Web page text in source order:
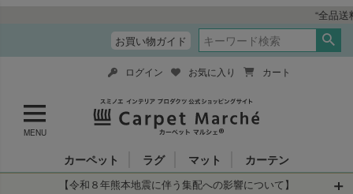
“全品送料無料＆税込価格” インテリア
お買い物ガイド
MENU
ログイン お気に入り カート
カーペット ラグ マット カーテン
【令和８年熊本地震に伴う集配への影響について】